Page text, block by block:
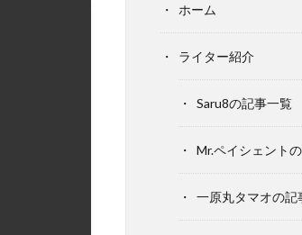
ホーム
ライター紹介
Saru8の記事一覧
Mr.ペイシェント
一原丸タマオの記